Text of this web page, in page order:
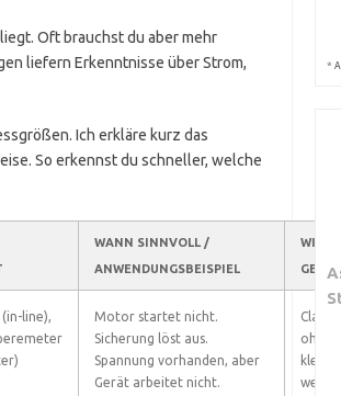
Oft brauchst du aber mehr
liefern Erkenntnisse über Strom,
Ich erkläre kurz das
So erkennst du schneller, welche
WANN SINNVOLL /
ANWENDUNGSBEISPIEL
line),
Motor startet nicht.
Sicherung löst aus.
Spannung vorhanden, aber
Gerät arbeitet nicht.
ohne
*